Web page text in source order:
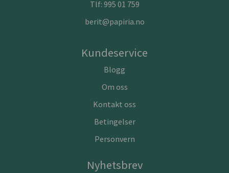
Tlf: 995 01 759
berit@papiria.no
Kundeservice
Blogg
Om oss
Kontakt oss
Betingelser
Personvern
Nyhetsbrev